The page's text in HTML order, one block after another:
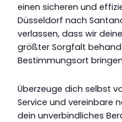
einen sicheren und
Düsseldorf nach
verlassen, dass wir
größter Sorgfalt
Bestimmungsort
Überzeuge dich selbst
Service und vereinbare
dein unverbindliches